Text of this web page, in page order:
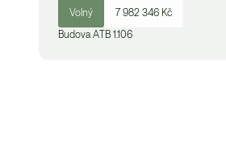
Volný 7 982 346 Kč
Budova ATB 1.106